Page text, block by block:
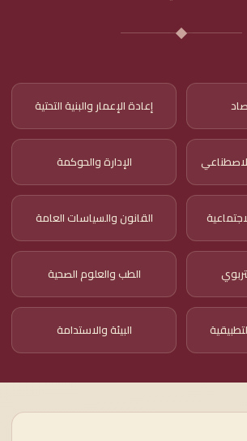
إعادة الإعمار والبنية التحتية
الإدارة والحوكمة
القانون والسياسات العامة
الطب والعلوم الصحية
البيئة والاستدامة